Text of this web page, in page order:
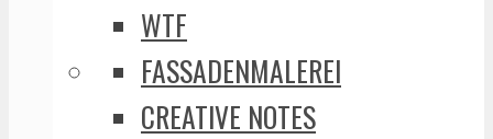
WTF
FASSADENMALEREI
CREATIVE NOTES